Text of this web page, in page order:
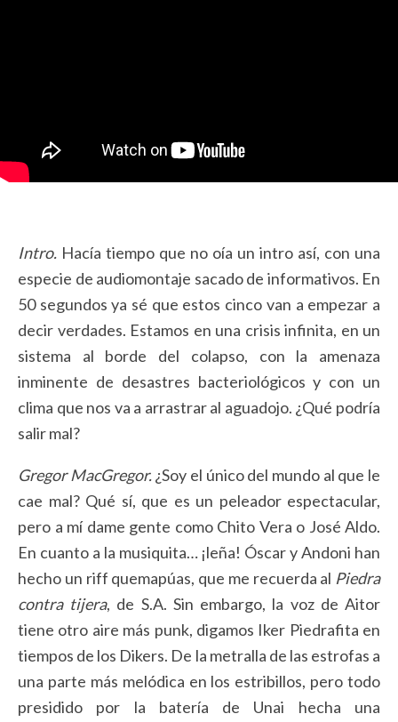
Intro. Hacía tiempo que no oía un intro así, con una
especie de audiomontaje sacado de informativos. En
50 segundos ya sé que estos cinco van a empezar a
decir verdades. Estamos en una crisis infinita, en un
sistema al borde del colapso, con la amenaza
inminente de desastres bacteriológicos y con un
clima que nos va a arrastrar al aguadojo. ¿Qué podría
salir mal?
Gregor MacGregor.¿Soy el único del mundo al que le
cae mal? Qué sí, que es un peleador espectacular,
pero a mí dame gente como Chito Vera o José Aldo.
En cuanto a la musiquita… ¡leña! Óscar y Andoni han
hecho un riff quemapúas, que me recuerda al Piedra
contra tijera, de S.A. Sin embargo, la voz de Aitor
tiene otro aire más punk, digamos Iker Piedrafita en
tiempos de los Dikers. De la metralla de las estrofas a
una parte más melódica en los estribillos, pero todo
presidido por la batería de Unai hecha una